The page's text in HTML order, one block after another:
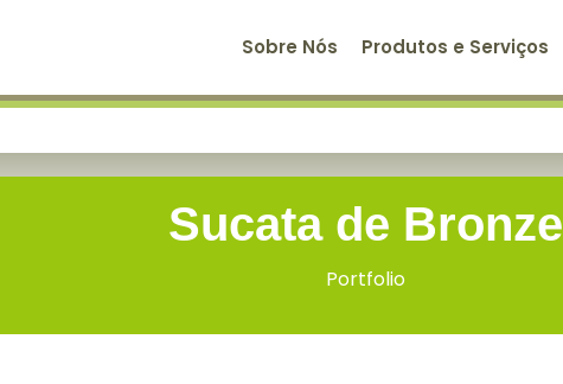
/home/fbmind/public_html/portfolio.phpon line118
Sobre Nós Produtos e Serviços
Sucata de Bronze
Portfolio